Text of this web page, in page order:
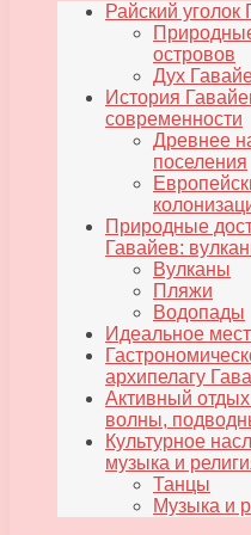
Райский уголок
островов
Дух
История
современности
Древнее
поселения
Природные
Гавайев:
Вулканы
Пляжи
Водопады
Идеальное
архипелагу
Активный
волны,
Культурное
музыка и
Танцы
Музыка и